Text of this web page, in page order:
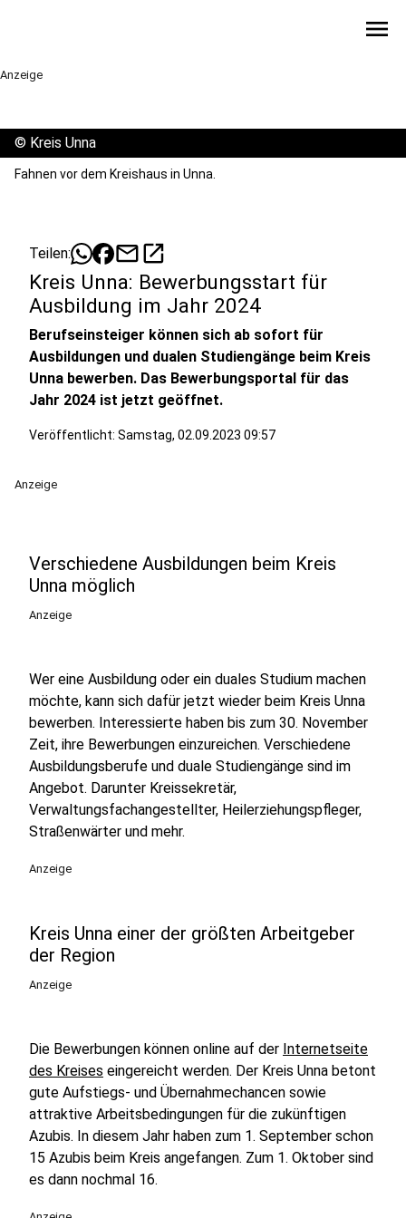
menu
Anzeige
© Kreis Unna
Fahnen vor dem Kreishaus in Unna.
Teilen: mailopen_in_new
Kreis Unna: Bewerbungsstart für
Ausbildung im Jahr 2024
Berufseinsteiger können sich ab sofort für
Ausbildungen und dualen Studiengänge beim Kreis
Unna bewerben. Das Bewerbungsportal für das
Jahr 2024 ist jetzt geöffnet.
Veröffentlicht: Samstag, 02.09.2023 09:57
Anzeige
Verschiedene Ausbildungen beim Kreis
Unna möglich
Anzeige
Wer eine Ausbildung oder ein duales Studium machen
möchte, kann sich dafür jetzt wieder beim Kreis Unna
bewerben. Interessierte haben bis zum 30. November
Zeit, ihre Bewerbungen einzureichen. Verschiedene
Ausbildungsberufe und duale Studiengänge sind im
Angebot. Darunter Kreissekretär,
Verwaltungsfachangestellter, Heilerziehungspfleger,
Straßenwärter und mehr.
Anzeige
Kreis Unna einer der größten Arbeitgeber
der Region
Anzeige
Die Bewerbungen können online auf der Internetseite
des Kreises eingereicht werden. Der Kreis Unna betont
gute Aufstiegs- und Übernahmechancen sowie
attraktive Arbeitsbedingungen für die zukünftigen
Azubis. In diesem Jahr haben zum 1. September schon
15 Azubis beim Kreis angefangen. Zum 1. Oktober sind
es dann nochmal 16.